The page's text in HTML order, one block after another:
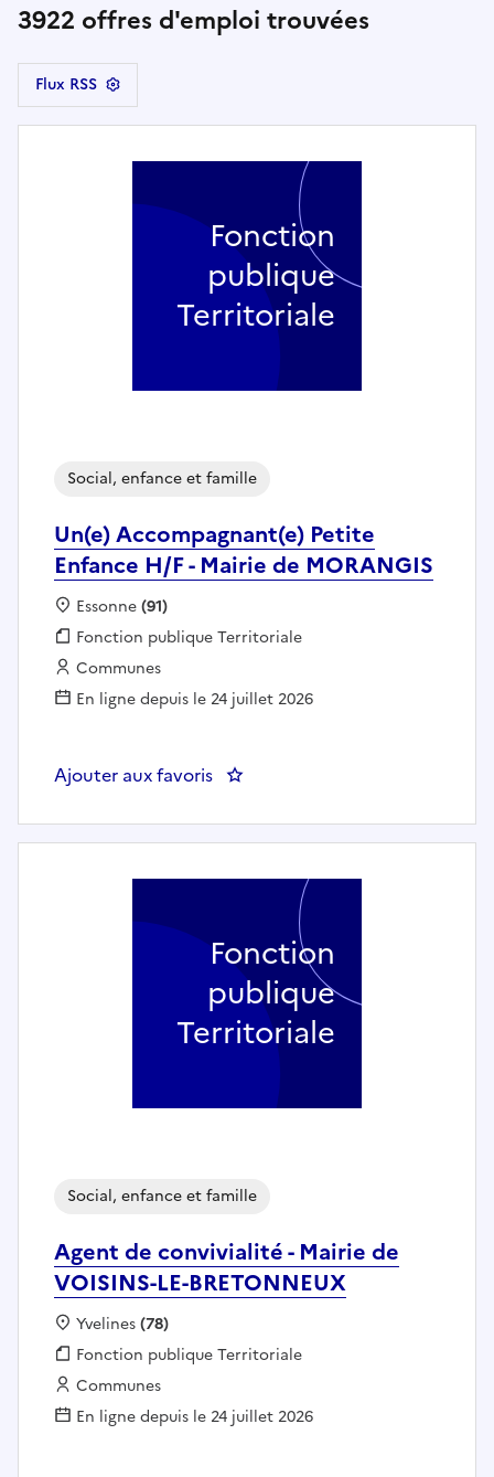
3922 offres d'emploi trouvées
Flux RSS
Un(e) Accompagnant(e) Petite
Enfance H/F - Mairie de MORANGIS
Social, enfance et famille
Localisation :
Essonne(91)
Fonction publique :
Fonction publique Territoriale
Employeur :
Communes
En ligne depuis le 24 juillet 2026
Ajouter aux favoris : Un(e) Accompagnant(e) Petite
Fonction
publique
Territoriale
Agent de convivialité - Mairie de
VOISINS-LE-BRETONNEUX
Social, enfance et famille
Localisation :
Yvelines(78)
Fonction publique :
Fonction publique Territoriale
Employeur :
Communes
En ligne depuis le 24 juillet 2026
Fonction
publique
Territoriale